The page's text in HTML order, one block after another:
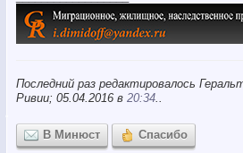
Последний раз редактировалось
Ривии; 05.04.2016 в 20:34..
В Минюст Спасибо